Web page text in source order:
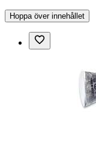
Hoppa över innehållet